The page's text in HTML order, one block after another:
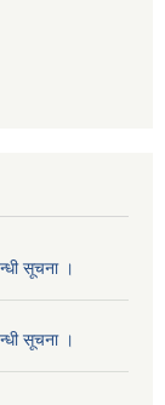
सूचना ।
सूचना ।